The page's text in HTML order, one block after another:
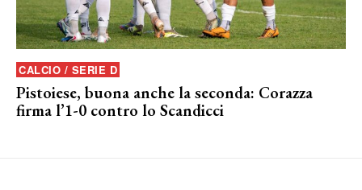
CALCIO / SERIE D
Pistoiese, buona anche la seconda: Corazza
firma l’1-0 contro lo Scandicci